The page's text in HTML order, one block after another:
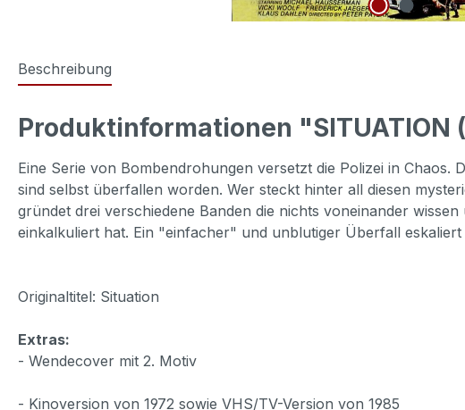
Beschreibung
Produktinformationen "SITUATION
Eine Serie von Bombendrohungen versetzt die Polizei in
sind selbst überfallen worden. Wer steckt hinter all diesen
gründet drei verschiedene Banden die nichts voneinander
einkalkuliert hat. Ein "einfacher" und unblutiger Überfall
Originaltitel: Situation
Extras:
- Wendecover mit 2. Motiv
- Kinoversion von 1972 sowie VHS/TV-Version von 1985